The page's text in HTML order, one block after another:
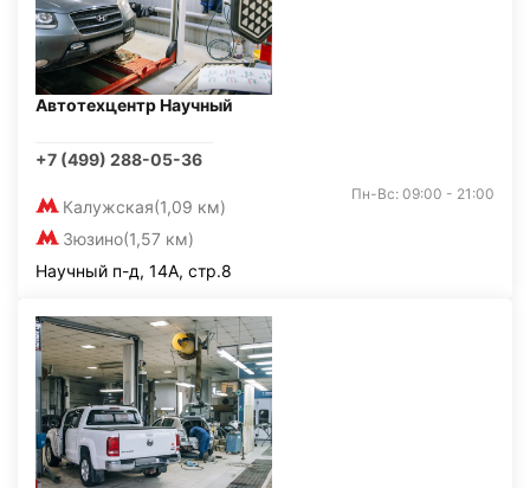
Автотехцентр Научный
+7 (499) 288-05-36
Калужская(1,09 км)
Зюзино(1,57 км)
Пн-Вс: 09:00 - 21:00
Научный п-д, 14А, стр.8